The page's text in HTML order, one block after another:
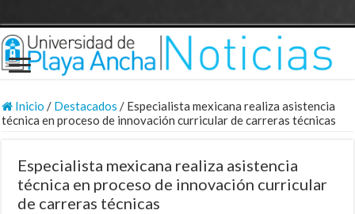
Inicio / Destacados / Especialista mexicana realiza asistencia
técnica en proceso de innovación curricular de carreras técnicas
Especialista mexicana realiza asistencia
técnica en proceso de innovación curricular
de carreras técnicas